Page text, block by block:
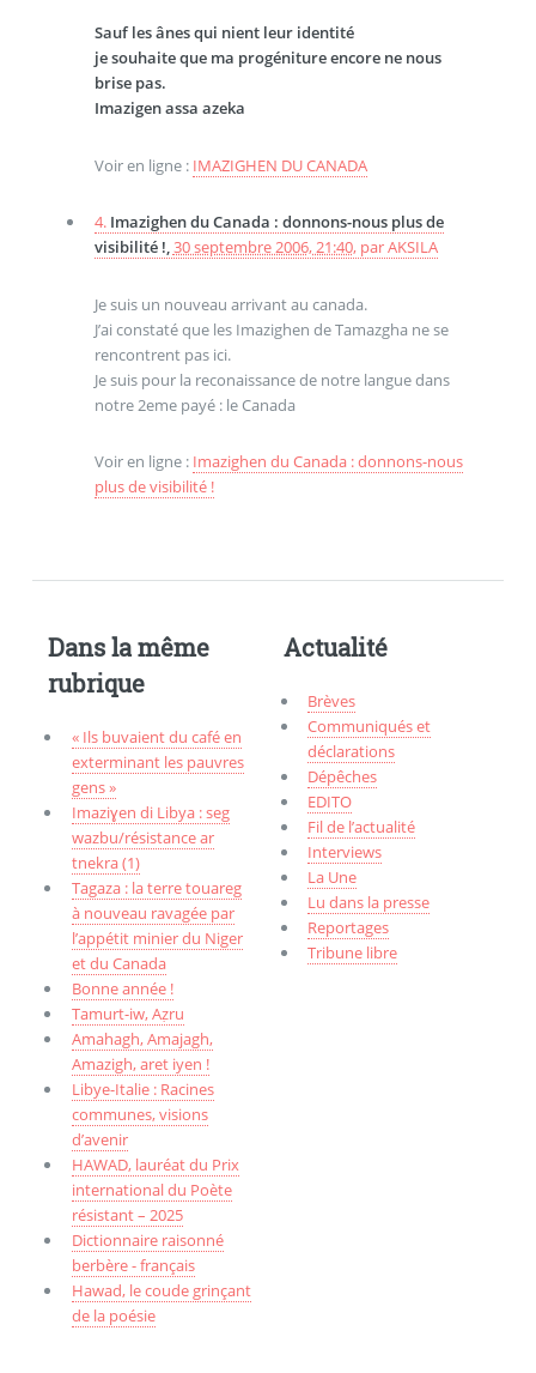
Sauf les ânes qui nient leur identité
je souhaite que ma progéniture encore ne nous
brise pas.
Imazigen assa azeka
Voir en ligne : IMAZIGHEN DU CANADA
4. Imazighen du Canada : donnons-nous plus de
visibilité !,30 septembre 2006, 21:40, parAKSILA
Je suis un nouveau arrivant au canada.
J’ai constaté que les Imazighen de Tamazgha ne se
rencontrent pas ici.
Je suis pour la reconaissance de notre langue dans
notre 2eme payé : le Canada
Voir en ligne : Imazighen du Canada : donnons-nous
plus de visibilité !
Dans la même
rubrique
« Ils buvaient du café en
exterminant les pauvres
gens »
Imaziɣen di Libya : seg
wazbu/résistance ar
tnekra (1)
Tagaza : la terre touareg
à nouveau ravagée par
l’appétit minier du Niger
et du Canada
Bonne année !
Tamurt-iw, Aẓru
Amahagh, Amajagh,
Amazigh, aret iyen !
Libye-Italie : Racines
communes, visions
d’avenir
HAWAD, lauréat du Prix
international du Poète
résistant – 2025
Dictionnaire raisonné
berbère - français
Hawad, le coude grinçant
de la poésie
Actualité
Brèves
Communiqués et
déclarations
Dépêches
EDITO
Fil de l’actualité
Interviews
La Une
Lu dans la presse
Reportages
Tribune libre